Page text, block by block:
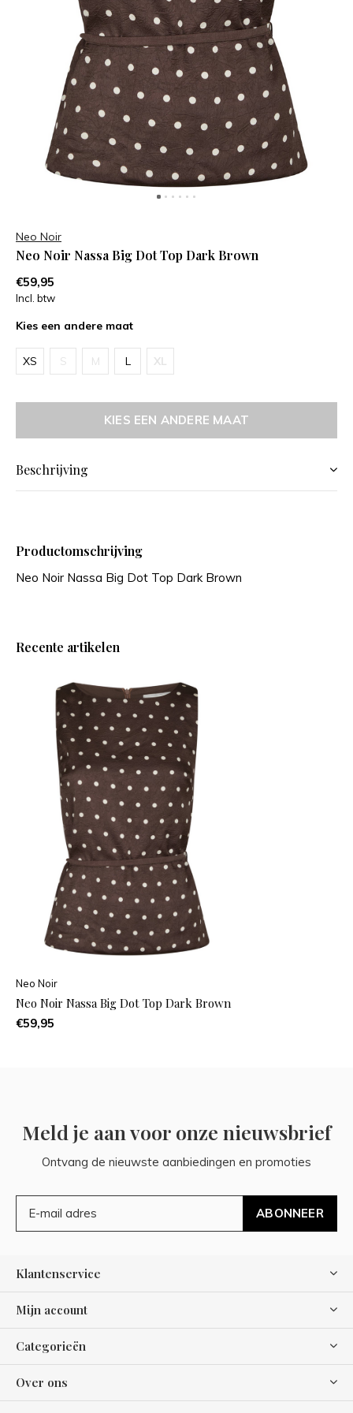
Neo Noir
Neo Noir Nassa Big Dot Top Dark Brown
€59,95
Incl. btw
Kies een andere maat
XS S M L XL
KIES EEN ANDERE MAAT
Beschrijving
Productomschrijving
Neo Noir Nassa Big Dot Top Dark Brown
Recente artikelen
Neo Noir
Neo Noir Nassa Big Dot Top Dark Brown
€59,95
Meld je aan voor onze nieuwsbrief
Ontvang de nieuwste aanbiedingen en promoties
ABONNEER
Klantenservice
Mijn account
Categorieën
Over ons